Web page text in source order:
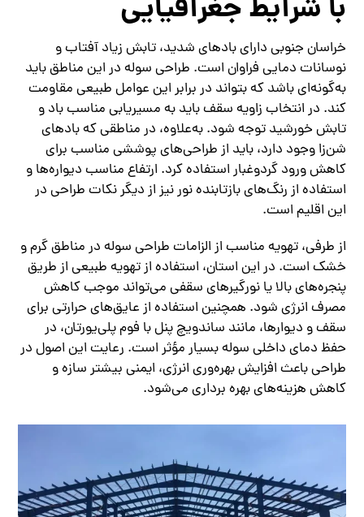
با شرایط جغرافیایی
خراسان جنوبی دارای بادهای شدید، تابش زیاد آفتاب و
نوسانات دمایی فراوان است. طراحی سوله در این مناطق باید
به‌گونه‌ای باشد که بتواند در برابر این عوامل طبیعی مقاومت
کند. در انتخاب زاویه سقف باید به مسیریابی مناسب باد و
تابش خورشید توجه شود. به‌علاوه، در مناطقی که بادهای
شن‌زا وجود دارد، باید از طراحی‌های پوششی مناسب برای
کاهش ورود گردوغبار استفاده کرد. ارتفاع مناسب دیواره‌ها و
استفاده از رنگ‌های بازتابنده نور نیز از دیگر نکات طراحی در
این اقلیم است.
از طرفی، تهویه مناسب از الزامات طراحی سوله در مناطق گرم و
خشک است. در این استان، استفاده از تهویه طبیعی از طریق
پنجره‌های بالا یا نورگیرهای سقفی می‌تواند موجب کاهش
مصرف انرژی شود. همچنین استفاده از عایق‌های حرارتی برای
سقف و دیوارها، مانند ساندویچ پنل با فوم پلی‌یورتان، در
حفظ دمای داخلی سوله بسیار مؤثر است. رعایت این اصول در
طراحی باعث افزایش بهره‌وری انرژی، ایمنی بیشتر سازه و
کاهش هزینه‌های بهره‌ برداری می‌شود.